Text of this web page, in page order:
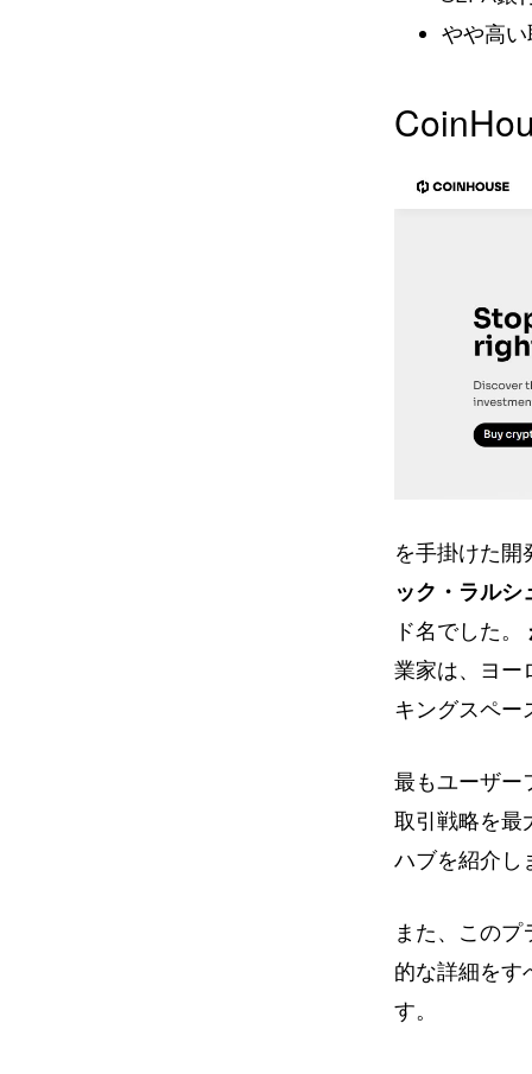
やや高
を手掛けた
ック・ラル
ド名でした。
業家は、ヨー
キングスペ
最もユーザー
取引戦略を最
ハブを紹介
また、この
的な詳細をす
す。